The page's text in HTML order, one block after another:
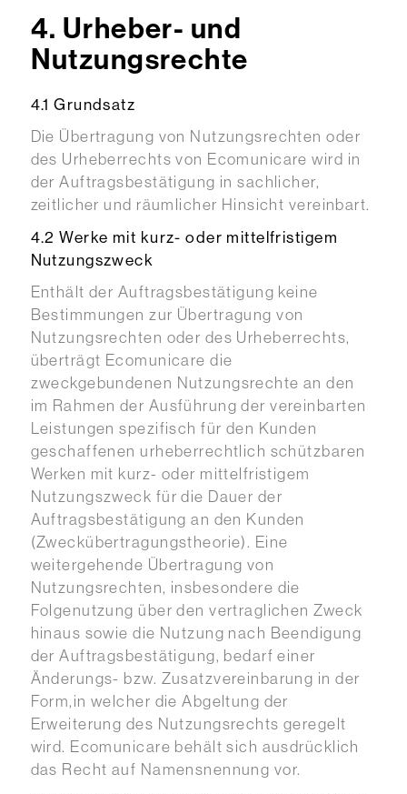
4. Urheber- und
Nutzungsrechte
4.1 Grundsatz
Die Übertragung von Nutzungsrechten oder
des Urheberrechts von Ecomunicare wird in
der Auftragsbestätigung in sachlicher,
zeitlicher und räumlicher Hinsicht vereinbart.
4.2 Werke mit kurz- oder mittelfristigem
Nutzungszweck
Enthält der Auftragsbestätigung keine
Bestimmungen zur Übertragung von
Nutzungsrechten oder des Urheberrechts,
überträgt Ecomunicare die
zweckgebundenen Nutzungsrechte an den
im Rahmen der Ausführung der vereinbarten
Leistungen spezifisch für den Kunden
geschaffenen urheberrechtlich schützbaren
Werken mit kurz- oder mittelfristigem
Nutzungszweck für die Dauer der
Auftragsbestätigung an den Kunden
(Zweckübertragungstheorie). Eine
weitergehende Übertragung von
Nutzungsrechten, insbesondere die
Folgenutzung über den vertraglichen Zweck
hinaus sowie die Nutzung nach Beendigung
der Auftragsbestätigung, bedarf einer
Änderungs- bzw. Zusatzvereinbarung in der
Form,in welcher die Abgeltung der
Erweiterung des Nutzungsrechts geregelt
wird. Ecomunicare behält sich ausdrücklich
das Recht auf Namensnennung vor.